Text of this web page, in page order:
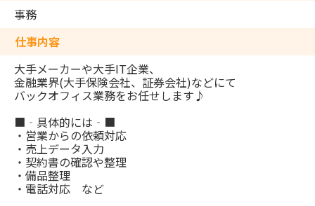
事務
仕事内容
大手メーカーや大手IT企業、
金融業界(大手保険会社、証券会社)などにて
バックオフィス業務をお任せします♪
■‐具体的には‐■
・営業からの依頼対応
・売上データ入力
・契約書の確認や整理
・備品整理
・電話対応 など